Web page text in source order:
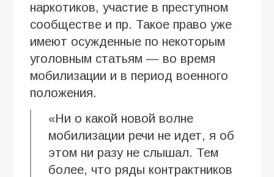
наркотиков, участие в преступном
сообществе и пр. Такое право уже
имеют осужденные по некоторым
уголовным статьям — во время
мобилизации и в период военного
положения.
«Ни о какой новой волне
мобилизации речи не идет, я об
этом ни разу не слышал. Тем
более, что ряды контрактников